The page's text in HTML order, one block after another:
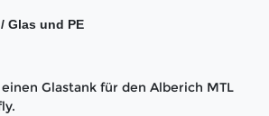
Glas und PE
Glastank für den Alberich MTL